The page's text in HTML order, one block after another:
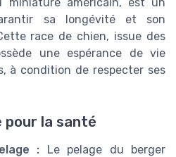
miniature américain, est un
sa longévité et son
race de chien, issue des
une espérance de vie
à condition de respecter ses
pour la santé
: Le pelage du berger